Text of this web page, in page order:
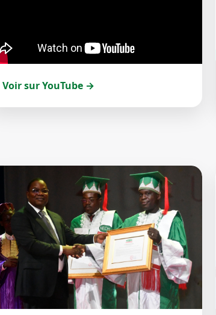
Voir sur YouTube →